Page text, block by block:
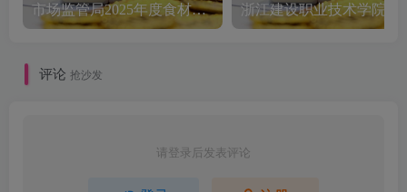
市场监管局2025年度食材配送采购公告
评论 抢沙发
请登录后发表评论